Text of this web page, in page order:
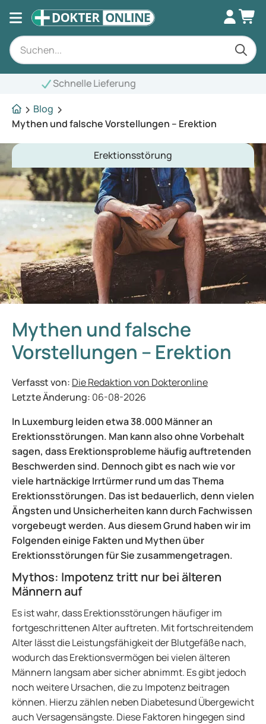
Blog
Mythen und falsche Vorstellungen – Erektion
Erektionsstörung
Mythen und falsche
Vorstellungen – Erektion
Verfasst von: Die Redaktion von Dokteronline
Letzte Änderung: 06-08-2026
In Luxemburg leiden etwa 38.000 Männer an
Erektionsstörungen. Man kann also ohne Vorbehalt
sagen, dass Erektionsprobleme häufig auftretenden
Beschwerden sind. Dennoch gibt es nach wie vor
viele hartnäckige Irrtürmer rund um das Thema
Erektionsstörungen. Das ist bedauerlich, denn vielen
Ängsten und Unsicherheiten kann durch Fachwissen
vorgebeugt werden. Aus diesem Grund haben wir im
Folgenden einige Fakten und Mythen über
Erektionsstörungen für Sie zusammengetragen.
Mythos: Impotenz tritt nur bei älteren
Männern auf
Es ist wahr, dass Erektionsstörungen häufiger im
fortgeschrittenen Alter auftreten. Mit fortschreitendem
Alter lässt die Leistungsfähigkeit der Blutgefäße nach,
wodurch das Erektionsvermögen bei vielen älteren
Männern langsam aber sicher abnimmt. Es gibt jedoch
noch weitere Ursachen, die zu Impotenz beitragen
können. Hierzu zählen neben Diabetesund Übergewicht
auch Versagensängste. Diese Faktoren hingegen sind